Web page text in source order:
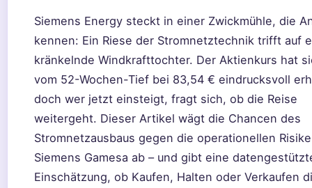
Siemens Energy steckt in einer Zwickmühle, die
kennen: Ein Riese der Stromnetztechnik trifft auf
kränkelnde Windkrafttochter. Der Aktienkurs hat
vom 52-Wochen-Tief bei 83,54 € eindrucksvoll
doch wer jetzt einsteigt, fragt sich, ob die Reise
weitergeht. Dieser Artikel wägt die Chancen des
Stromnetzausbaus gegen die operationellen
Siemens Gamesa ab – und gibt eine
Einschätzung, ob Kaufen, Halten oder Verkaufen